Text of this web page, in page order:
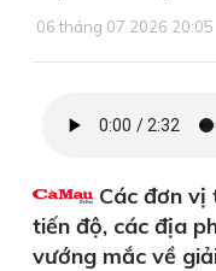
06 tháng 07 2026 20:05
Các đơn
tiến độ, các địa
vướng mắc về